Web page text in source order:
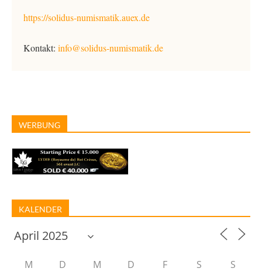
https://solidus-numismatik.auex.de
Kontakt: info@solidus-numismatik.de
WERBUNG
KALENDER
M D M D F S S